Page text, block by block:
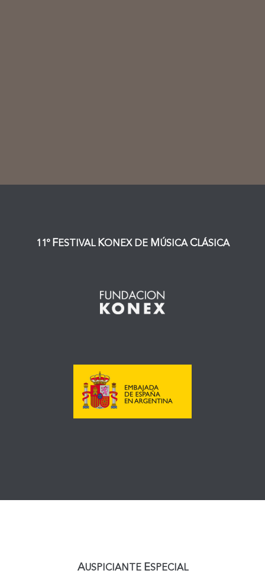
11º FESTIVAL KONEX DE M ÚSICACLÁSICA
AUSPICIANTE ESPECIAL